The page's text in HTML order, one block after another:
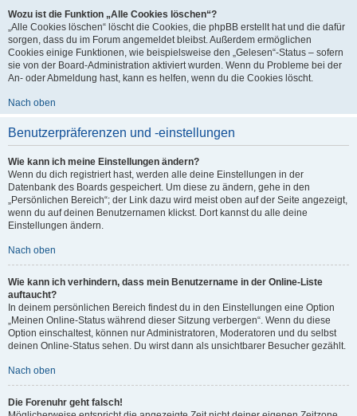
Wozu ist die Funktion „Alle Cookies löschen“?
„Alle Cookies löschen“ löscht die Cookies, die phpBB erstellt hat und die dafür
sorgen, dass du im Forum angemeldet bleibst. Außerdem ermöglichen
Cookies einige Funktionen, wie beispielsweise den „Gelesen“-Status – sofern
sie von der Board-Administration aktiviert wurden. Wenn du Probleme bei der
An- oder Abmeldung hast, kann es helfen, wenn du die Cookies löscht.
Nach oben
Benutzerpräferenzen und -einstellungen
Wie kann ich meine Einstellungen ändern?
Wenn du dich registriert hast, werden alle deine Einstellungen in der
Datenbank des Boards gespeichert. Um diese zu ändern, gehe in den
„Persönlichen Bereich“; der Link dazu wird meist oben auf der Seite angezeigt,
wenn du auf deinen Benutzernamen klickst. Dort kannst du alle deine
Einstellungen ändern.
Nach oben
Wie kann ich verhindern, dass mein Benutzername in der Online-Liste
auftaucht?
In deinem persönlichen Bereich findest du in den Einstellungen eine Option
„Meinen Online-Status während dieser Sitzung verbergen“. Wenn du diese
Option einschaltest, können nur Administratoren, Moderatoren und du selbst
deinen Online-Status sehen. Du wirst dann als unsichtbarer Besucher gezählt.
Nach oben
Die Forenuhr geht falsch!